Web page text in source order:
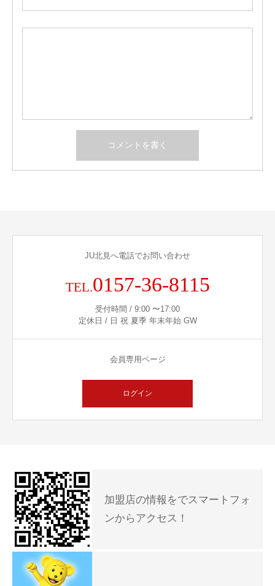
JU北見へ電話でお問い合わせ
TEL.0157-36-8115
受付時間 / 9:00 〜17:00
定休日 / 日 祝 夏季 年末年始 GW
会員専用ページ
ログイン
加盟店の情報をでスマートフォ
ンからアクセス！